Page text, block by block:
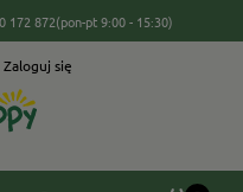
172 872(pon-pt 9:00 - 15:30)
Zaloguj się